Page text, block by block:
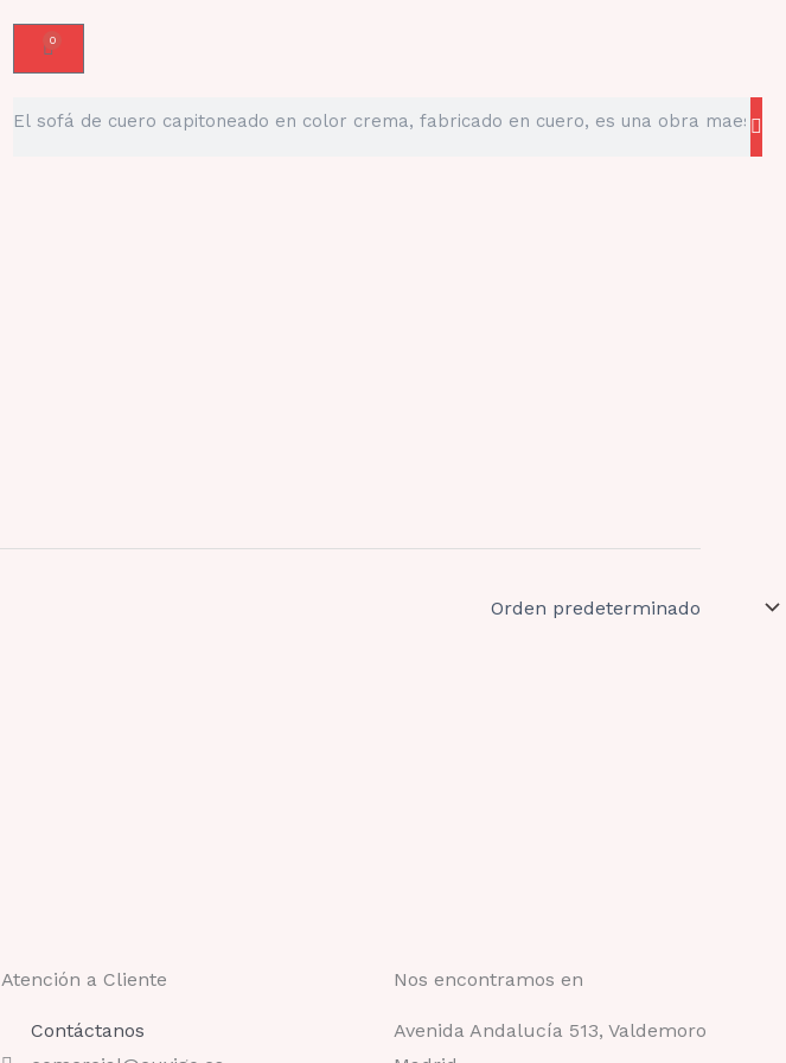
0
Carrito
Atención a Cliente
Contáctanos
Nos encontramos en
Avenida Andalucía 513, Valdemoro